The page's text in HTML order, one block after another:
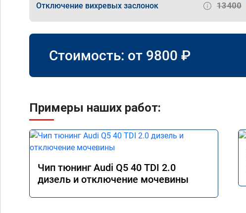
Отключение вихревых заслонок 13400
Стоимость: от 9800 ₽
Примеры наших работ:
Чип тюнинг Audi Q5 40 TDI 2.0
дизель и отключение мочевины